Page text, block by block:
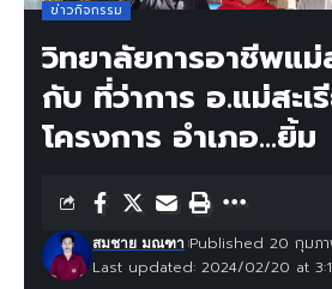
ข่าวกิจกรรม
วิทยาลัยการอาชีพแม่
กับ ที่ว่าการ อ.แม่สะเ
โครงการ อำเภอ…ยิ้ม
Last updated: 2024/02/20 at
สมชาย มณฑา Published 20 กุมภ